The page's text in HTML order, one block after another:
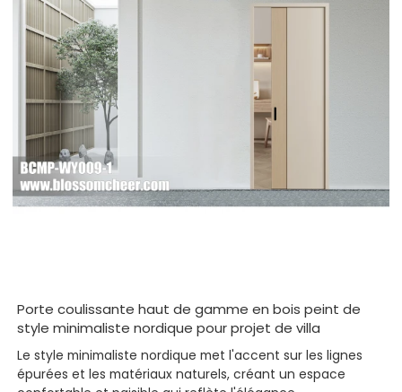
Porte coulissante haut de gamme en bois peint de
style minimaliste nordique pour projet de villa
Le style minimaliste nordique met l'accent sur les lignes
épurées et les matériaux naturels, créant un espace